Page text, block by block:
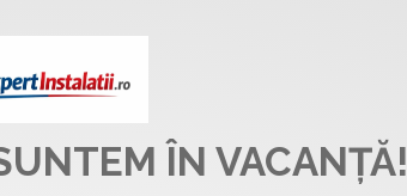
ÎN VACANȚĂ!